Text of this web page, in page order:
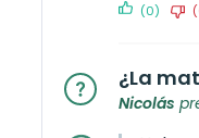
(0)
¿La
Nicolás